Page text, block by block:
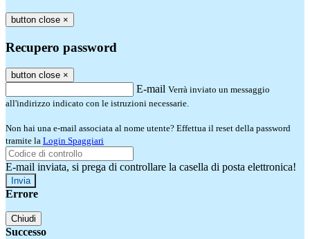
button close ×
Recupero password
button close ×
E-mail Verrà inviato un messaggio
all'indirizzo indicato con le istruzioni necessarie.
Non hai una e-mail associata al nome utente? Effettua il reset della password
tramite la Login Spaggiari
E-mail inviata, si prega di controllare la casella di posta elettronica!
Errore
Chiudi
Successo